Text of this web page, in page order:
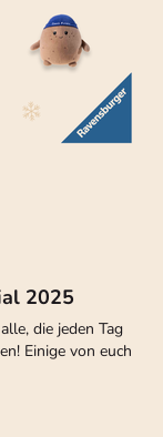
2025
die jeden Tag
Einige von euch